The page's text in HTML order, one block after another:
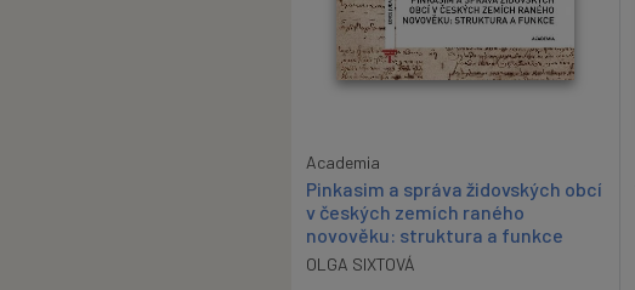
Academia
Pinkasim a správa židovských obcí
v českých zemích raného
novověku: struktura a funkce
OLGA SIXTOVÁ